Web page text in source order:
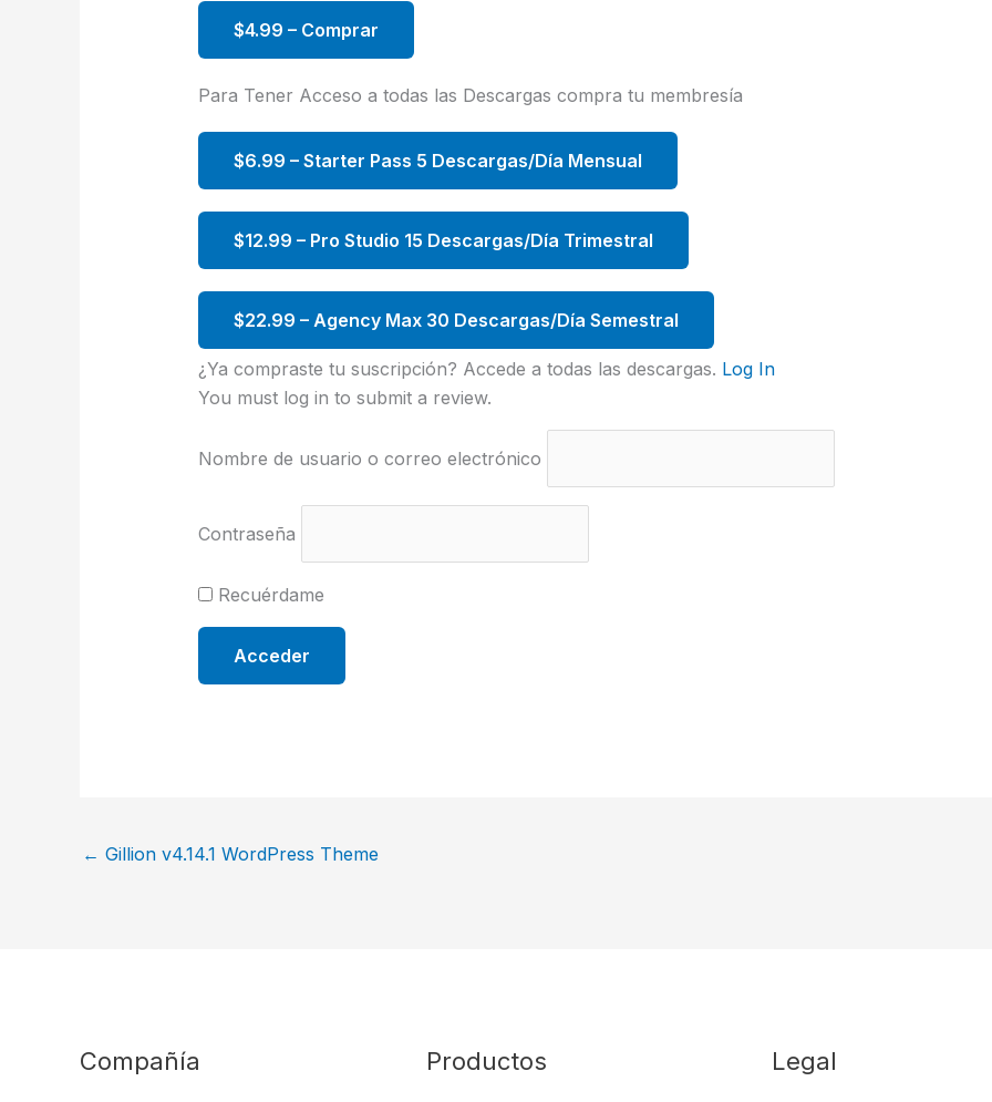
$4.99 – Comprar
Para Tener Acceso a todas las Descargas compra tu membresía
$6.99 – Starter Pass 5 Descargas/Día Mensual
$12.99 – Pro Studio 15 Descargas/Día Trimestral
$22.99 – Agency Max 30 Descargas/Día Semestral
¿Ya compraste tu suscripción? Accede a todas las descargas. Log In
You must log in to submit a review.
Nombre de usuario o correo electrónico
Contraseña
Recuérdame
← Gillion v4.14.1 WordPress Theme
Compañía Productos Legal